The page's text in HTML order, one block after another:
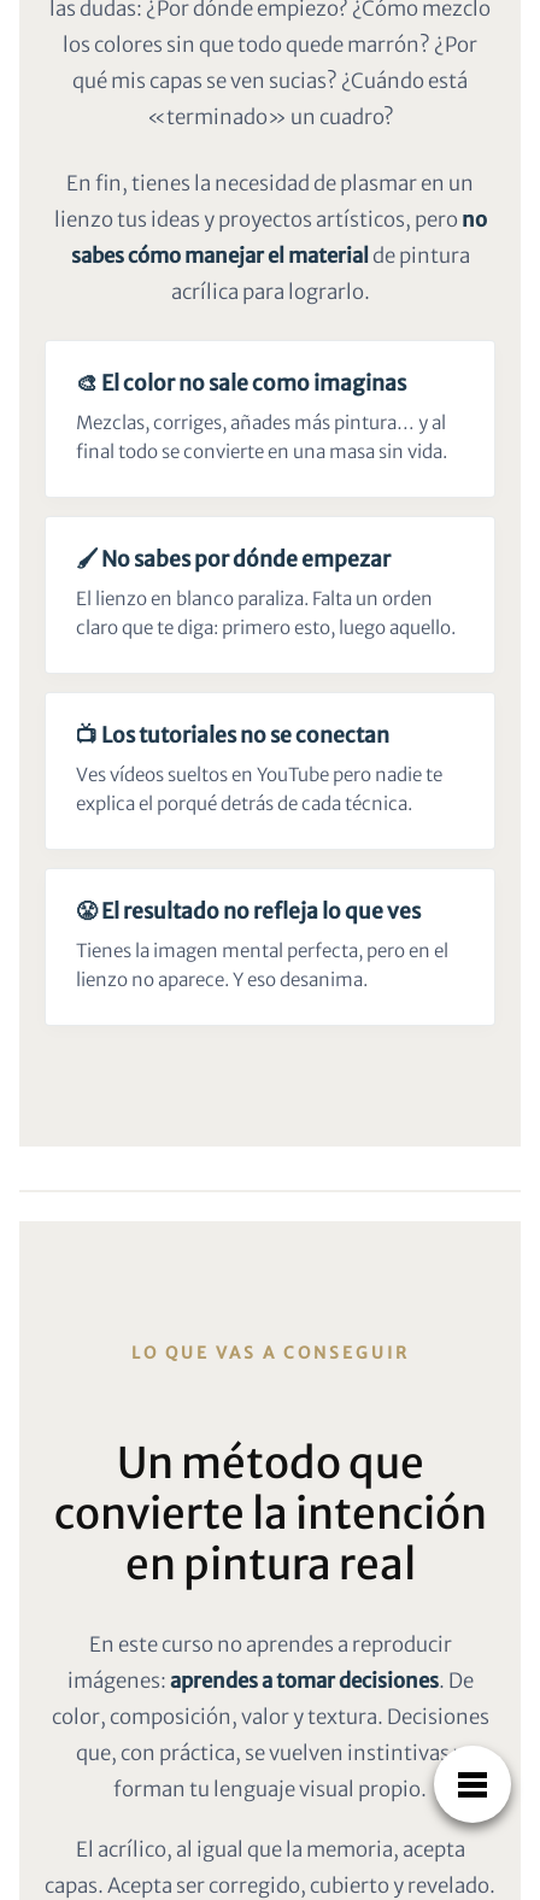
las dudas: ¿Por dónde empiezo? ¿Cómo mezclo
los colores sin que todo quede marrón? ¿Por
qué mis capas se ven sucias? ¿Cuándo está
«terminado» un cuadro?
En fin, tienes la necesidad de plasmar en un
lienzo tus ideas y proyectos artísticos, pero no
sabes cómo manejar el material de pintura
acrílica para lograrlo.
🎨 El color no sale como imaginas
Mezclas, corriges, añades más pintura… y al
final todo se convierte en una masa sin vida.
🖌️ No sabes por dónde empezar
El lienzo en blanco paraliza. Falta un orden
claro que te diga: primero esto, luego aquello.
📺 Los tutoriales no se conectan
Ves vídeos sueltos en YouTube pero nadie te
explica el porqué detrás de cada técnica.
😤 El resultado no refleja lo que ves
Tienes la imagen mental perfecta, pero en el
lienzo no aparece. Y eso desanima.
LO QUE VAS A CONSEGUIR
Un método que
convierte la intención
en pintura real
En este curso no aprendes a reproducir
imágenes:aprendes a tomar decisiones. De
color, composición, valor y textura. Decisiones
que, con práctica, se vuelven instintivas y
forman tu lenguaje visual propio.
El acrílico, al igual que la memoria, acepta
capas. Acepta ser corregido, cubierto y revelado.